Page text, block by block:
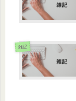
雑記